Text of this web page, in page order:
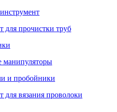
для прочистки труб
и пробойники
для вязания проволоки